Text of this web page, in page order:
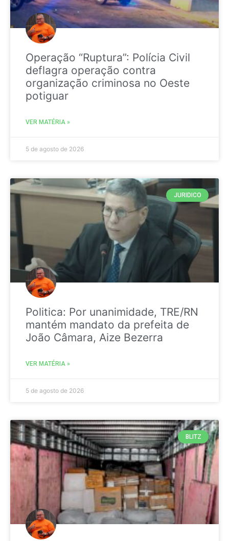
Operação “Ruptura”: Polícia Civil
deflagra operação contra
organização criminosa no Oeste
potiguar
VER MATÉRIA »
5 de agosto de 2026
JURIDICO
Politica: Por unanimidade, TRE/RN
mantém mandato da prefeita de
João Câmara, Aize Bezerra
VER MATÉRIA »
5 de agosto de 2026
BLITZ